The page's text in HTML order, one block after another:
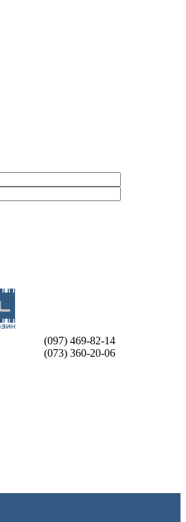
(097) 469-82-14
(073) 360-20-06